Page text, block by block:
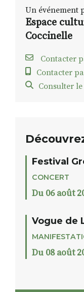
Un événement
Espace
Coccinelle
Contacter
Contacter
Consulter
Festival
CONCERT
Du 06 août
Vogue de
Du 08 août